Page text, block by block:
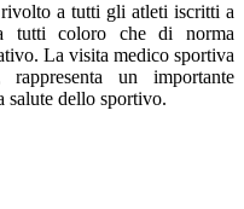
a tutti gli atleti iscritti a
tutti coloro che di norma
La visita medico sportiva
un importante
salute dello sportivo.